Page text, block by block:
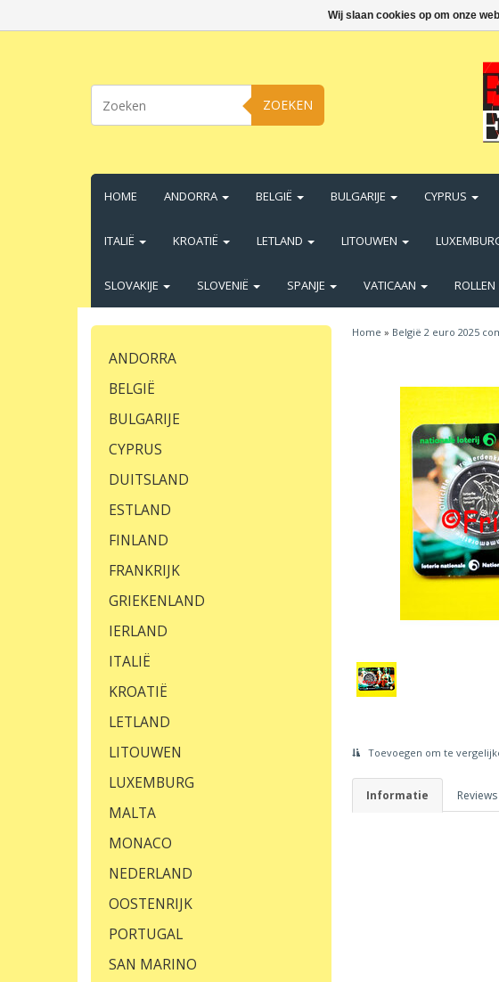
ZOEKEN
HOME ANDORRA BELGIË BULGARIJE CYPRUS
ITALIË KROATIË LETLAND LITOUWEN
SLOVAKIJE SLOVENIË SPANJE VATICAAN ROLLEN
ANDORRA
BELGIË
BULGARIJE
CYPRUS
DUITSLAND
ESTLAND
FINLAND
FRANKRIJK
GRIEKENLAND
IERLAND
ITALIË
KROATIË
LETLAND
LITOUWEN
LUXEMBURG
MALTA
MONACO
NEDERLAND
OOSTENRIJK
PORTUGAL
SAN MARINO
Home » België 2 euro 2025
Toevoegen om te
Informatie
Wij slaan cookies op om onze